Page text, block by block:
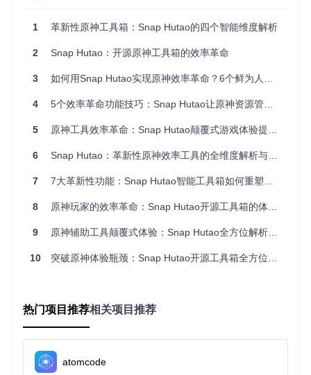
二、材料管理革命：告别背包混乱时代
问题描述："背包里几百种材料分不清哪些有用，每次想合成
突破材料都要翻半天，经常发现急需的材料早就被当垃圾卖掉
了。"
解决方案：智能材料管理系统会自动分类整理所有物品，标记
重要材料并设置最低保有量提醒。当材料数量低于阈值时，系
统会主动提示获取途径。
时间从平均15分钟减少到2分钟，材料浪费现象下降75%。
⚠️ 重要提示：首次使用时建议进行全面材料盘点，系统会
源。
问题描述："每次限定池都忍不住氪金，但总是记不清垫了多
少发，不知道什么时候能出五星，常常错过保底机会。"
解决方案
概率分布，精确计算保底剩余次数，并根据历史数据预测最佳
1 革新性原神工具箱：Snap Hutao的四个智能维度解析
2 Snap Hutao：开源原神工具箱的效率革命
3 如何用Snap Hutao实现原神效率革命？6个鲜为人知的实用技巧
4 5个效率革命功能技巧：Snap Hutao让原神资源管理效率提升300%
5 原神工具效率革命：Snap Hutao颠覆式游戏体验提升指南
6 Snap Hutao：革新性原神效率工具的全维度解析与实践指南
7 7大革新性功能：Snap Hutao智能工具箱如何重塑原神玩家体验
8 原神玩家的效率革命：Snap Hutao开源工具箱的体验升级之路
9 原神辅助工具颠覆式体验：Snap Hutao全方位解析从新手到高手的必备助手
10 突破原神体验瓶颈：Snap Hutao开源工具箱全方位提升游戏效率
热门项目推荐相关项目推荐
atomcode